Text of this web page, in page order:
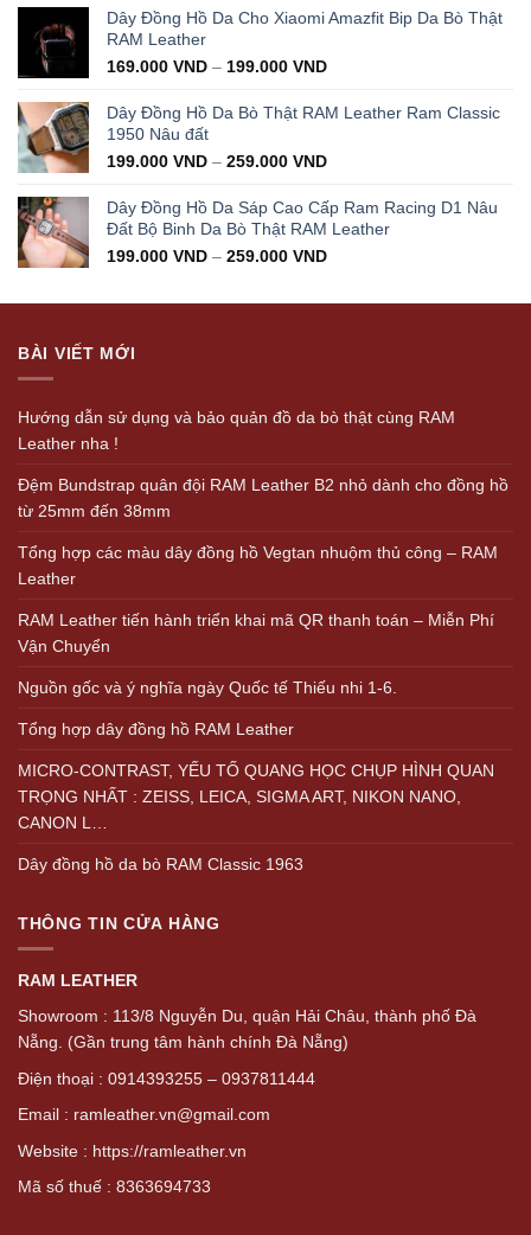
was:
is:
199.000 VND.
Dây Đồng Hồ Da Cho Xiaomi Amazfit Bip Da Bò Thật
RAM Leather
169.000 VND – 199.000 VND
Dây Đồng Hồ Da Bò Thật RAM Leather Ram Classic
1950 Nâu đất
199.000 VND – 259.000 VND
Dây Đồng Hồ Da Sáp Cao Cấp Ram Racing D1 Nâu
Đất Bộ Binh Da Bò Thật RAM Leather
199.000 VND – 259.000 VND
BÀI VIẾT MỚI
Hướng dẫn sử dụng và bảo quản đồ da bò thật cùng RAM
Leather nha !
Đệm Bundstrap quân đội RAM Leather B2 nhỏ dành cho đồng hồ
từ 25mm đến 38mm
Tổng hợp các màu dây đồng hồ Vegtan nhuộm thủ công – RAM
Leather
RAM Leather tiến hành triển khai mã QR thanh toán – Miễn Phí
Vận Chuyển
Nguồn gốc và ý nghĩa ngày Quốc tế Thiếu nhi 1-6.
Tổng hợp dây đồng hồ RAM Leather
MICRO-CONTRAST, YẾU TỐ QUANG HỌC CHỤP HÌNH QUAN
TRỌNG NHẤT : ZEISS, LEICA, SIGMA ART, NIKON NANO,
CANON L…
Dây đồng hồ da bò RAM Classic 1963
THÔNG TIN CỬA HÀNG
RAM LEATHER
Showroom : 113/8 Nguyễn Du, quận Hải Châu, thành phố Đà
Nẵng. (Gần trung tâm hành chính Đà Nẵng)
Điện thoại : 0914393255 – 0937811444
Email : ramleather.vn@gmail.com
Website : https://ramleather.vn
Mã số thuế : 8363694733